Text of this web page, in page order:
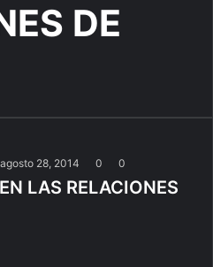
DE
agosto 28, 2014 0 0
LAS RELACIONES